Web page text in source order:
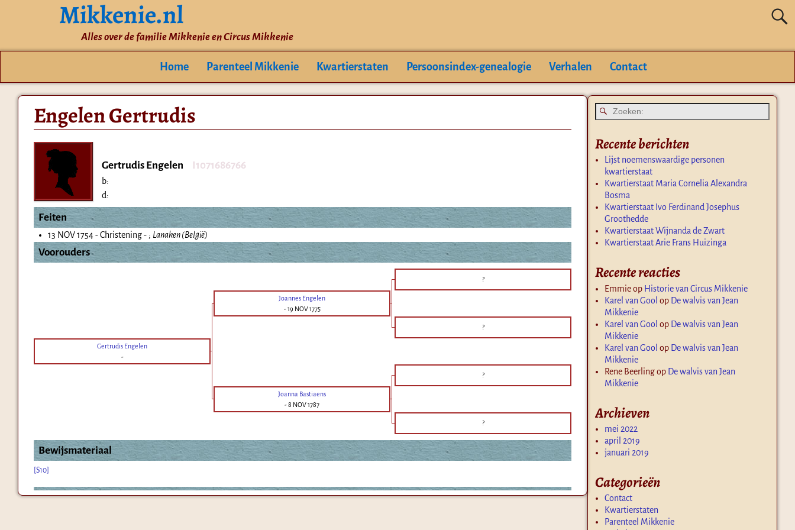
Mikkenie.nl
Alles over de familie Mikkenie en Circus Mikkenie
Home Parenteel Mikkenie Kwartierstaten Persoonsindex-genealogie Verhalen Contact
Engelen Gertrudis
Gertrudis Engelen I1071686766
b:
d:
Feiten
13 NOV 1754 - Christening - ; Lanaken (België)
Voorouders
?
Joannes Engelen
-19 NOV 1775
?
Gertrudis Engelen
-
?
Joanna Bastiaens
-8 NOV 1787
?
Bewijsmateriaal
[S10]
Recente berichten
Lijst noemenswaardige personen
kwartierstaat
Kwartierstaat Maria Cornelia Alexandra
Bosma
Kwartierstaat Ivo Ferdinand Josephus
Groothedde
Kwartierstaat Wijnanda de Zwart
Kwartierstaat Arie Frans Huizinga
Recente reacties
Emmieop Historie van Circus Mikkenie
Karel van Gool op De walvis van Jean
Mikkenie
Karel van Gool op De walvis van Jean
Mikkenie
Karel van Gool op De walvis van Jean
Mikkenie
Rene Beerlingop De walvis van Jean
Mikkenie
Archieven
mei 2022
april 2019
januari 2019
Categorieën
Contact
Kwartierstaten
Parenteel Mikkenie